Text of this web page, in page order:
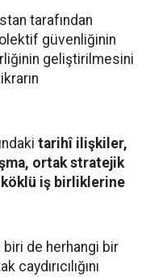
tarafından
güvenliğinin
geliştirilmesini
tarihî ilişkiler,
ortak stratejik
köklü iş birliklerine
de herhangi bir
caydırıcılığını